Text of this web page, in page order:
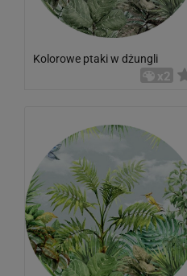
Kolorowe ptaki w dżungli
x2